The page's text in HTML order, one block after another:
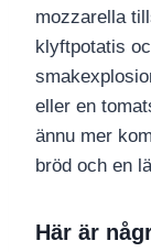
mozzarella
klyftpotatis
eller en
ännu mer
bröd och en
Här är